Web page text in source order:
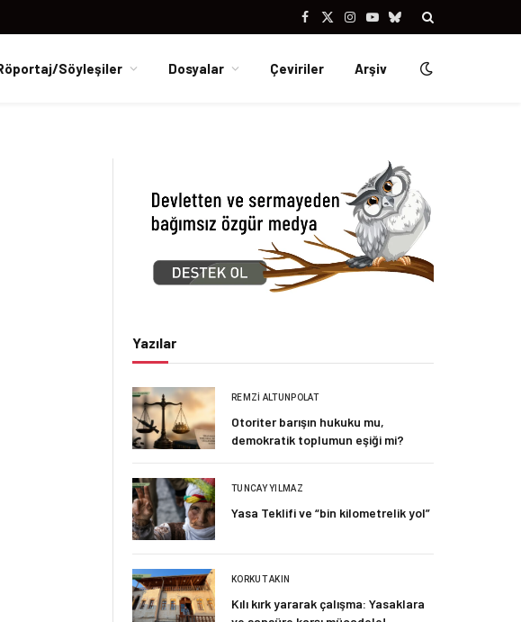
Facebook
X
Instagram
YouTubeBluesky
Söyleşiler Dosyalar Çeviriler Arşiv
Yazılar
REMZI ALTUNPOLAT
Otoriter barışın hukuku mu,
demokratik toplumun eşiği mi?
TUNCAY YILMAZ
Yasa Teklifi ve “bin kilometrelik yol”
KORKUT AKIN
Kılı kırk yararak çalışma: Yasaklara